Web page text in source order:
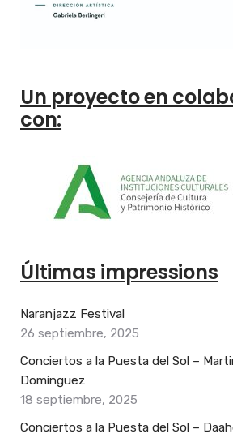
Un proyecto en
con:
Últimas impressions
Naranjazz Festival
26 septiembre, 2025
Conciertos a la Puesta del Sol –
Domínguez
18 septiembre, 2025
Conciertos a la Puesta del Sol –